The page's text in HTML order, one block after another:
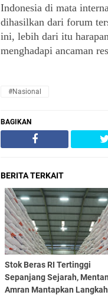
Indonesia di mata
dihasilkan dari forum
ini, lebih dari itu
menghadapi ancaman
#Nasional
BAGIKAN
BERITA TERKAIT
Stok Beras RI Tertinggi
Sepanjang Sejarah, Mentan
Amran Mantapkan Langkah